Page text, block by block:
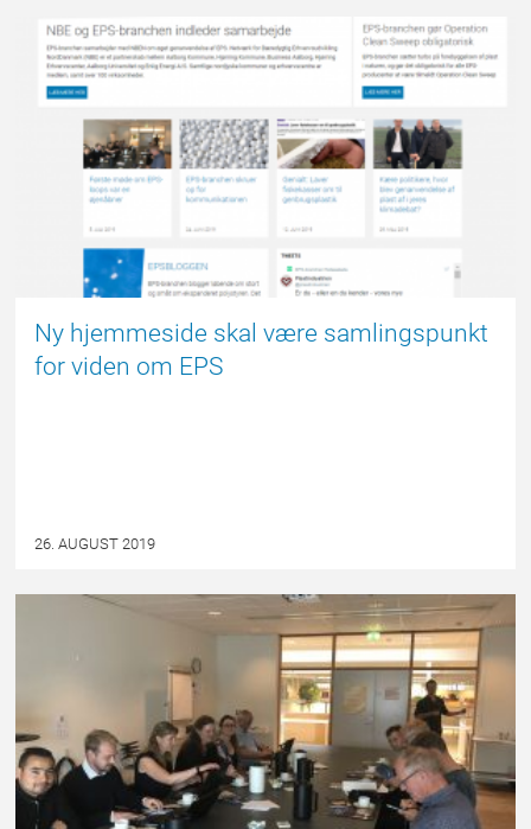
Ny hjemmeside skal være samlingspunkt
for viden om EPS
26. AUGUST 2019
PRESSEMEDDELELSE
NYHED